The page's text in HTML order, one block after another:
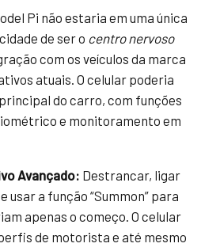
Pi não estaria em uma única
de ser o centro nervoso
com os veículos da marca
atuais. O celular poderia
do carro, com funções
e monitoramento em
Avançado: Destrancar, ligar
usar a função “Summon” para
apenas o começo. O celular
de motorista e até mesmo